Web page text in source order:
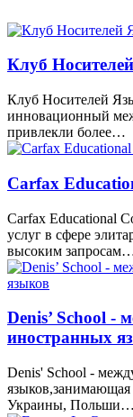
Клуб
Клуб Носителей
инновационный
привлекли более…
Carfax
Carfax Educational
услуг в сфере
высоким
Denis’ School -
иностранных
Denis' School -
Украины, Польши…